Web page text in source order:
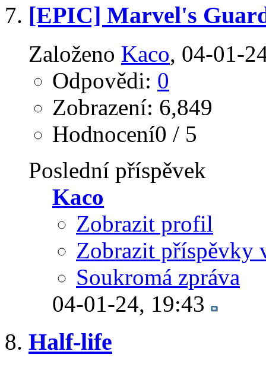
[EPIC] Marvel's
Založeno Kaco‎, 04-01-
Odpovědi: 0
Zobrazení: 6,849
Hodnocení0 / 5
Poslední příspěvek
Kaco
Zobrazit profil
Zobrazit příspěvky
Soukromá zpráva
04-01-24, 19:43
Half-life